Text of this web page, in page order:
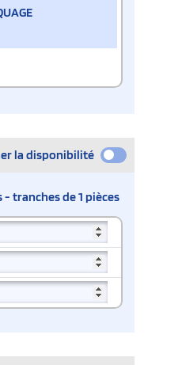
la disponibilité
- tranches de 1 pièces